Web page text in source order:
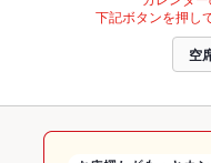
下記ボタンを押し
空